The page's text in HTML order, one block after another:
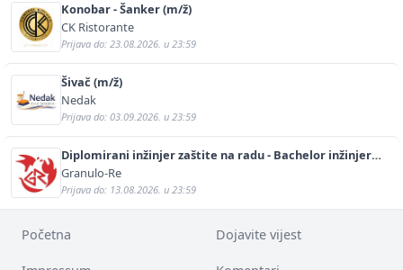
Konobar - Šanker (m/ž)
CK Ristorante
Prijava do: 23.08.2026. u 23:59
Šivač (m/ž)
Nedak
Prijava do: 03.09.2026. u 23:59
Diplomirani inžinjer zaštite na radu - Bachelor inžinjer
sigurnosti i pomoći (m/ž)
Granulo-Re
Prijava do: 13.08.2026. u 23:59
Početna Dojavite vijest